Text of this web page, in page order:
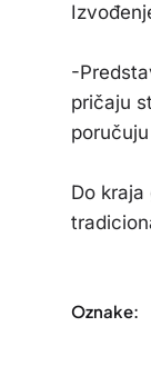
-
pričaju
Do
Oznake: